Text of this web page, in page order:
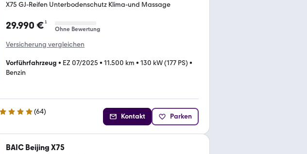
X75 GJ-Reifen Unterbodenschutz Klima-und Massage
29.990 €¹
Ohne Bewertung
Versicherung vergleichen
Vorführfahrzeug • EZ 07/2025 • 11.500 km • 130 kW (177 PS) •
Benzin
(64)
Kontakt Parken
BAIC Beijing X75